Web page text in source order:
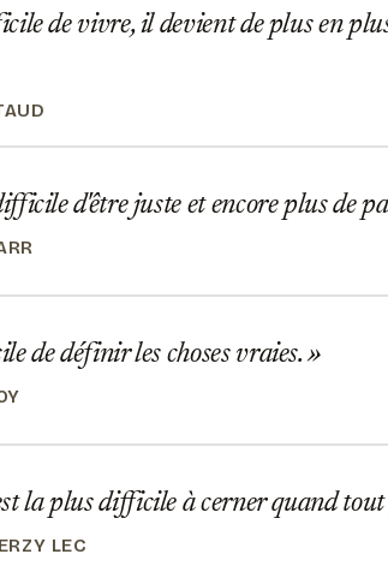
de vivre, il devient de plus en
d'être juste et encore plus de
de définir les choses vraies.
la plus difficile à cerner quand
LEC